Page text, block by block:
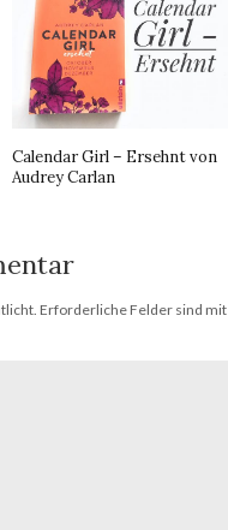
Calendar Girl – Ersehnt von
Audrey Carlan
Erforderliche Felder sind mit